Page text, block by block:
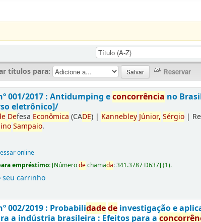
títulos para:
001/2017 : Antidumping econcorrência no
eletrônico]/
Defesa Econômica (CADE) | KannebleyJúnior, Sérgio |
Sampaio.
online
empréstimo: [Númerodechamada:341.3787 D637](1).
seu carrinho
002/2019 : Probabilidadede investigação e
a indústria brasileira : Efeitos para a